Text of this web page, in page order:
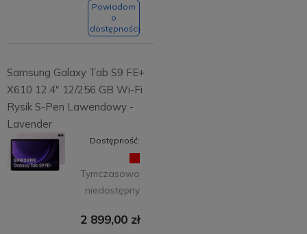
Powiadom
o
dostępności
Samsung Galaxy Tab S9 FE+
X610 12.4" 12/256 GB Wi-Fi
Rysik S-Pen Lawendowy -
Lavender
Dostępność:
Tymczasowo
niedostępny
2 899,00 zł